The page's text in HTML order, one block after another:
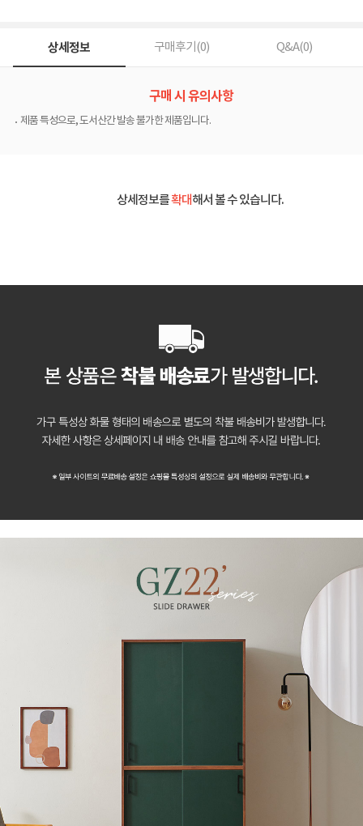
상세정보 구매후기(0) Q&A(0)
구매 시 유의사항
제품 특성으로, 도서산간 발송 불가한 제품입니다.
상세정보를확대해서 볼 수 있습니다.